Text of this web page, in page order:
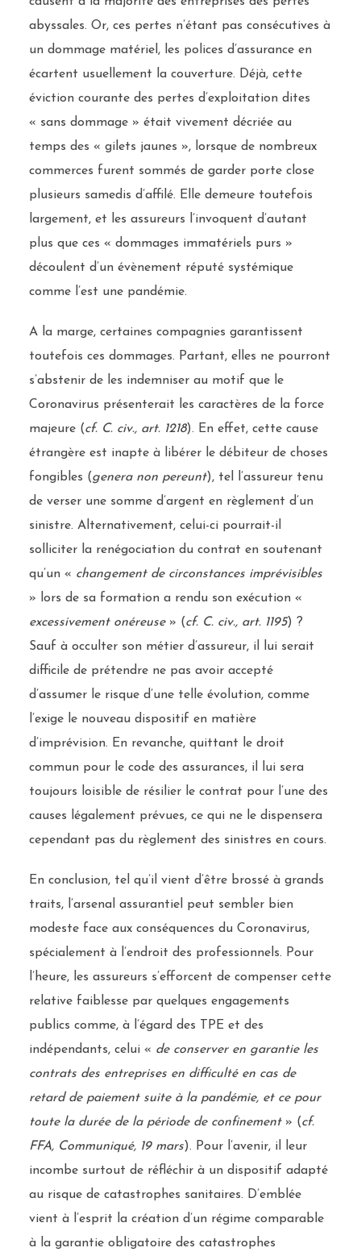
abyssales. Or, ces pertes n’étant pas consécutives à
un dommage matériel, les polices d’assurance en
écartent usuellement la couverture. Déjà, cette
éviction courante des pertes d’exploitation dites
« sans dommage » était vivement décriée au
temps des « gilets jaunes », lorsque de nombreux
commerces furent sommés de garder porte close
plusieurs samedis d’affilé. Elle demeure toutefois
largement, et les assureurs l’invoquent d’autant
plus que ces « dommages immatériels purs »
découlent d’un évènement réputé systémique
comme l’est une pandémie.
A la marge, certaines compagnies garantissent
toutefois ces dommages. Partant, elles ne pourront
s’abstenir de les indemniser au motif que le
Coronavirus présenterait les caractères de la force
majeure (cf. C. civ., art. 1218). En effet, cette cause
étrangère est inapte à libérer le débiteur de choses
fongibles (genera non pereunt), tel l’assureur tenu
de verser une somme d’argent en règlement d’un
sinistre. Alternativement, celui-ci pourrait-il
solliciter la renégociation du contrat en soutenant
qu’un « changement de circonstances imprévisibles
» lors de sa formation a rendu son exécution «
excessivement onéreuse» (cf. C. civ., art. 1195) ?
Sauf à occulter son métier d’assureur, il lui serait
difficile de prétendre ne pas avoir accepté
d’assumer le risque d’une telle évolution, comme
l’exige le nouveau dispositif en matière
d’imprévision. En revanche, quittant le droit
commun pour le code des assurances, il lui sera
toujours loisible de résilier le contrat pour l’une des
causes légalement prévues, ce qui ne le dispensera
cependant pas du règlement des sinistres en cours.
En conclusion, tel qu’il vient d’être brossé à grands
traits, l’arsenal assurantiel peut sembler bien
modeste face aux conséquences du Coronavirus,
spécialement à l’endroit des professionnels. Pour
l’heure, les assureurs s’efforcent de compenser cette
relative faiblesse par quelques engagements
publics comme, à l’égard des TPE et des
indépendants, celui « de conserver en garantie les
contrats des entreprises en difficulté en cas de
retard de paiement suite à la pandémie, et ce pour
toute la durée de la période de confinement» (cf.
FFA, Communiqué, 19 mars). Pour l’avenir, il leur
incombe surtout de réfléchir à un dispositif adapté
au risque de catastrophes sanitaires. D’emblée
vient à l’esprit la création d’un régime comparable
à la garantie obligatoire des catastrophes